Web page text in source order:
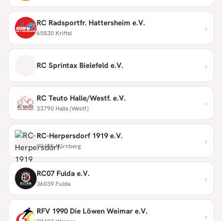
RC Radsportfr. Hattersheim e.V.
65830 Kriftel ›
RC Sprintax Bielefeld e.V. ›
RC Teuto Halle/Westf. e.V.
33790 Halle (Westf.) ›
RC-Herpersdorf 1919 e.V.
90455 Nürnberg ›
RC07 Fulda e.V.
36039 Fulda ›
RFV 1990 Die Löwen Weimar e.V. ›